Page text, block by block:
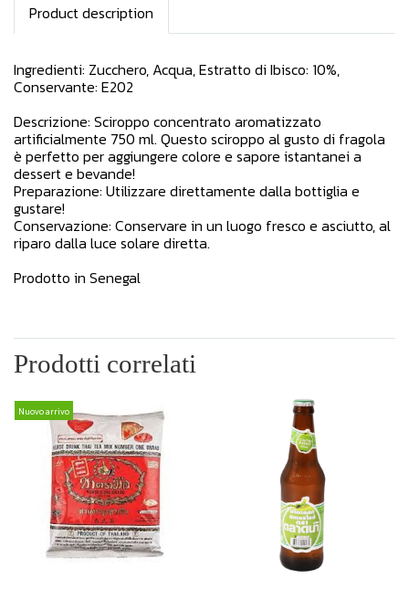
Product description
Ingredienti: Zucchero, Acqua, Estratto di Ibisco: 10%,
Conservante: E202
Descrizione: Sciroppo concentrato aromatizzato
artificialmente 750 ml. Questo sciroppo al gusto di fragola
è perfetto per aggiungere colore e sapore istantanei a
dessert e bevande!
Preparazione: Utilizzare direttamente dalla bottiglia e
gustare!
Conservazione: Conservare in un luogo fresco e asciutto, al
riparo dalla luce solare diretta.
Prodotto in Senegal
Prodotti correlati
Nuovo arrivo